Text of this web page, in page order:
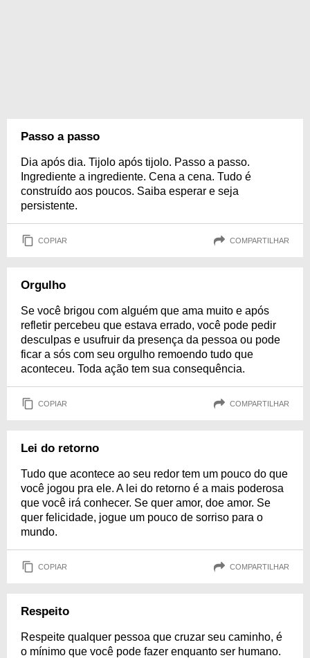
Passo a passo
Dia após dia. Tijolo após tijolo. Passo a passo.
Ingrediente a ingrediente. Cena a cena. Tudo é
construído aos poucos. Saiba esperar e seja
persistente.
COPIAR COMPARTILHAR
Orgulho
Se você brigou com alguém que ama muito e após
refletir percebeu que estava errado, você pode pedir
desculpas e usufruir da presença da pessoa ou pode
ficar a sós com seu orgulho remoendo tudo que
aconteceu. Toda ação tem sua consequência.
COPIAR COMPARTILHAR
Lei do retorno
Tudo que acontece ao seu redor tem um pouco do que
você jogou pra ele. A lei do retorno é a mais poderosa
que você irá conhecer. Se quer amor, doe amor. Se
quer felicidade, jogue um pouco de sorriso para o
mundo.
COPIAR COMPARTILHAR
Respeito
Respeite qualquer pessoa que cruzar seu caminho, é
o mínimo que você pode fazer enquanto ser humano.